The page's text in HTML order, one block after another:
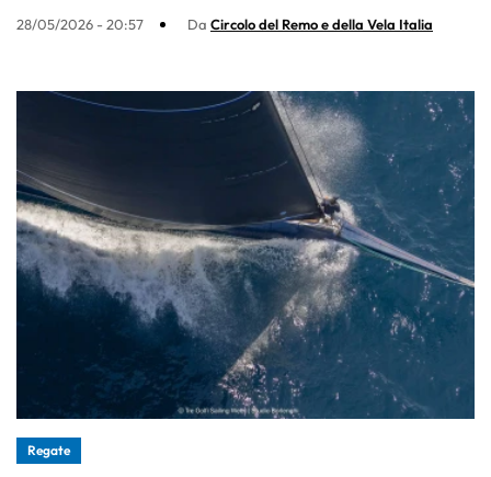
28/05/2026 - 20:57 Da Circolo del Remo e della Vela Italia
Regate